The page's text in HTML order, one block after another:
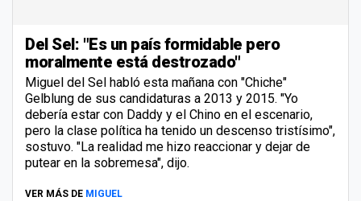
Del Sel: "Es un país formidable pero
moralmente está destrozado"
Miguel del Sel habló esta mañana con "Chiche"
Gelblung de sus candidaturas a 2013 y 2015. "Yo
debería estar con Daddy y el Chino en el escenario,
pero la clase política ha tenido un descenso tristísimo",
sostuvo. "La realidad me hizo reaccionar y dejar de
putear en la sobremesa", dijo.
VER MÁS DE MIGUEL